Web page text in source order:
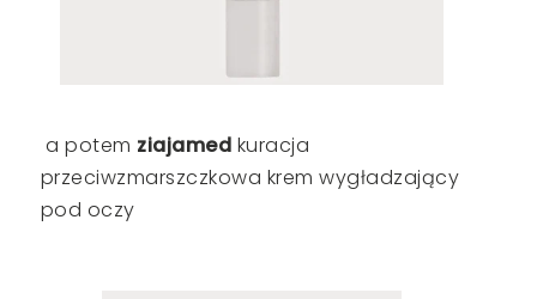
a potem ziajamed kuracja
przeciwzmarszczkowa krem wygładzający
pod oczy